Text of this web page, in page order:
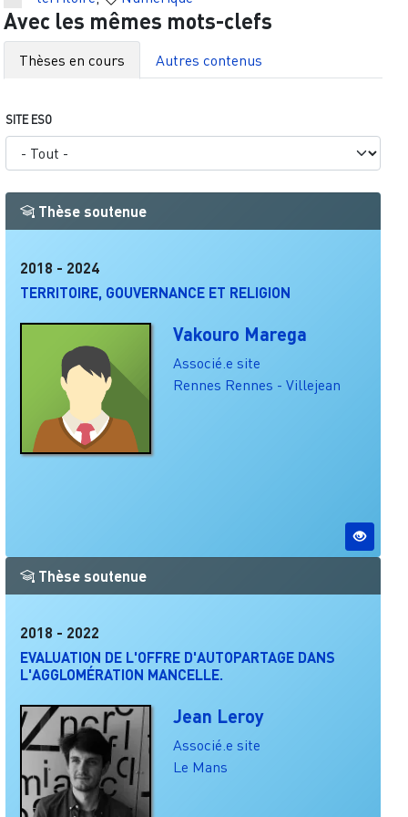
Avec les mêmes mots-clefs
Thèses en cours Autres contenus
SITE ESO
Thèse soutenue
2018 - 2024
TERRITOIRE, GOUVERNANCE ET RELIGION
Vakouro Marega
Associé.e site
Rennes Rennes - Villejean
Thèse soutenue
2018 - 2022
EVALUATION DE L'OFFRE D'AUTOPARTAGE DANS
L'AGGLOMÉRATION MANCELLE.
Jean Leroy
Associé.e site
Le Mans